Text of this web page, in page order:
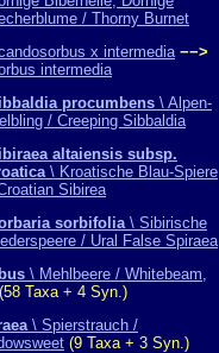
/ Thorny Burnet
x intermedia −−>
intermedia
procumbens \ Alpen-
/ Creeping Sibbaldia
altaiensis subsp.
\ Kroatische Blau-Spiere
Sibirea
sorbifolia\ Sibirische
/ Ural False Spiraea
\ Mehlbeere / Whitebeam,
(58 Taxa + 4 Syn.)
\ Spierstrauch /
(9 Taxa + 3 Syn.)